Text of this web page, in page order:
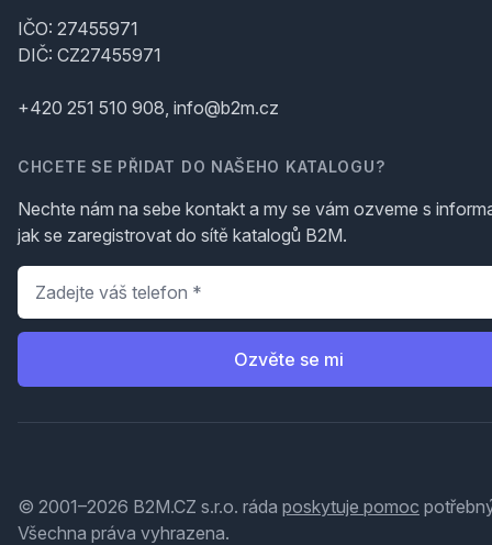
IČO: 27455971
DIČ: CZ27455971
+420 251 510 908, info@b2m.cz
CHCETE SE PŘIDAT DO NAŠEHO KATALOGU?
Nechte nám na sebe kontakt a my se vám ozveme s
jak se zaregistrovat do sítě katalogů B2M.
Telefon
Ozvěte se mi
© 2001–2026 B2M.CZ s.r.o. ráda poskytuje pomoc
Všechna práva vyhrazena.